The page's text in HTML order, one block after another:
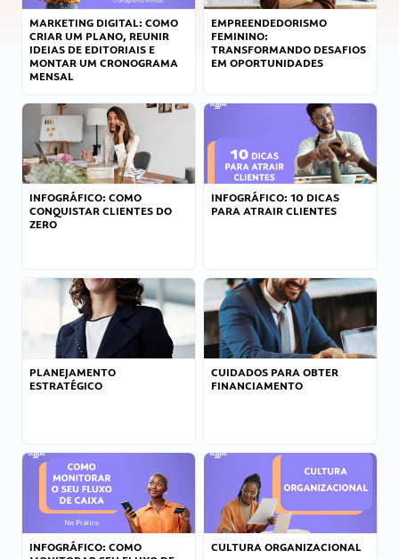
MARKETING DIGITAL: COMO
CRIAR UM PLANO, REUNIR
IDEIAS DE EDITORIAIS E
MONTAR UM CRONOGRAMA
MENSAL
EMPREENDEDORISMO
FEMININO:
TRANSFORMANDO DESAFIOS
EM OPORTUNIDADES
INFOGRÁFICO: COMO
CONQUISTAR CLIENTES DO
ZERO
INFOGRÁFICO: 10 DICAS
PARA ATRAIR CLIENTES
PLANEJAMENTO
ESTRATÉGICO
CUIDADOS PARA OBTER
FINANCIAMENTO
INFOGRÁFICO: COMO
CULTURA ORGANIZACIONAL